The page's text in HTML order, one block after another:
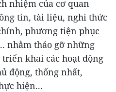
nhiệm của cơ quan
tin, tài liệu, nghi thức
phương tiện phục
nhằm tháo gỡ những
khai các hoạt động
động, thống nhất,
hiện...